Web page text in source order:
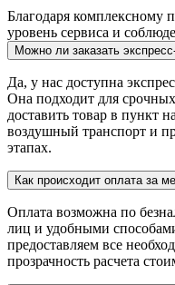
Благодаря комплексному
уровень сервиса и
Можно ли заказать
Да, у нас доступна
Она подходит для
доставить товар в пункт
воздушный транспорт и
этапах.
Как происходит оплата за
Оплата возможна по
лиц и удобными
предоставляем все
прозрачность расчета